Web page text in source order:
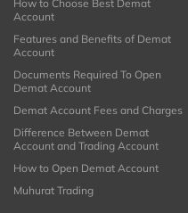
How to Choose Best Demat
Account
Features and Benefits of Demat
Account
Documents Required To Open
Demat Account
Demat Account Fees and Charges
Difference Between Demat
Account and Trading Account
How to Open Demat Account
Muhurat Trading